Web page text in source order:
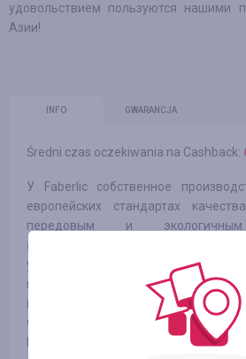
удовольствием пользуются нашими
Азии!
INFO GWARANCJA
Średni czas oczekiwania na Cashback:
У Faberlic собственное
европейских стандартах
передовым и экологичным
автоматическими линиями по
упаковке косметической
потенциальных
производственных площадей
число самых крупных